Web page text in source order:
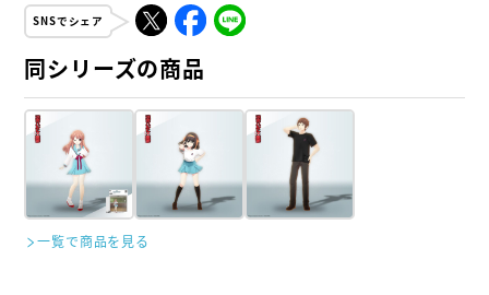
SNSでシェア
同シリーズの商品
一覧で商品を見る